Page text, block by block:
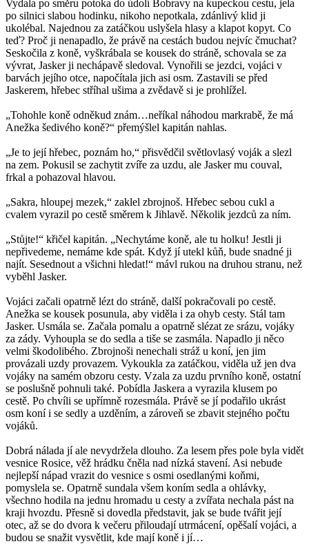
Vydala po směru potoka do údolí Bobravy na kupeckou cestu, jela
po silnici slabou hodinku, nikoho nepotkala, zdánlivý klid ji
ukolébal. Najednou za zatáčkou uslyšela hlasy a klapot kopyt. Co
teď? Proč ji nenapadlo, že právě na cestách budou nejvíc čmuchat?
Seskočila z koně, vyškrábala se kousek do stráně, schovala se za
vývrat, Jasker ji nechápavě sledoval. Vynořili se jezdci, vojáci v
barvách jejího otce, napočítala jich asi osm. Zastavili se před
Jaskerem, hřebec stříhal ušima a zvědavě si je prohlížel.
„Tohohle koně odněkud znám…neříkal náhodou markrabě, že má
Anežka šedivého koně?“ přemýšlel kapitán nahlas.
„Je to její hřebec, poznám ho,“ přisvědčil světlovlasý voják a slezl
na zem. Pokusil se zachytit zvíře za uzdu, ale Jasker mu couval,
frkal a pohazoval hlavou.
„Sakra, hloupej mezek,“ zaklel zbrojnoš. Hřebec sebou cukl a
cvalem vyrazil po cestě směrem k Jihlavě. Několik jezdců za ním.
„Stůjte!“ křičel kapitán. „Nechytáme koně, ale tu holku! Jestli ji
nepřivedeme, nemáme kde spát. Když jí utekl kůň, bude snadné ji
najít. Sesednout a všichni hledat!“ mávl rukou na druhou stranu, než
vyběhl Jasker.
Vojáci začali opatrně lézt do stráně, další pokračovali po cestě.
Anežka se kousek posunula, aby viděla i za ohyb cesty. Stál tam
Jasker. Usmála se. Začala pomalu a opatrně slézat ze srázu, vojáky
za zády. Vyhoupla se do sedla a tiše se zasmála. Napadlo ji něco
velmi škodolibého. Zbrojnoši nenechali stráž u koní, jen jim
provázali uzdy provazem. Vykoukla za zatáčkou, viděla už jen dva
vojáky na samém obzoru cesty. Vzala za uzdu prvního koně, ostatní
se poslušně pohnuli také. Pobídla Jaskera a vyrazila klusem po
cestě. Po chvíli se upřímně rozesmála. Právě se jí podařilo ukrást
osm koní i se sedly a uzděním, a zároveň se zbavit stejného počtu
vojáků.
Dobrá nálada jí ale nevydržela dlouho. Za lesem přes pole byla vidět
vesnice Rosice, věž hrádku čněla nad nízká stavení. Asi nebude
nejlepší nápad vrazit do vesnice s osmi osedlanými koňmi,
pomyslela se. Opatrně sundala všem koním sedla a ohlávky,
všechno hodila na jednu hromadu u cesty a zvířata nechala pást na
kraji hvozdu. Přesně si dovedla představit, jak se bude tvářit její
otec, až se do dvora k večeru přiloudají utrmácení, opěšalí vojáci, a
budou se snažit vysvětlit, kde mají koně i jí…